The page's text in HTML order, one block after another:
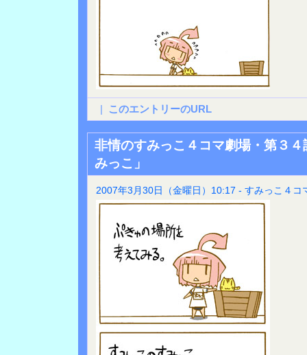
| このエントリーのURL
非情のすみっこ４コマ劇場・第３
みっこ」
2007年3月30日（金曜日）10:17 - すみっこ４コ